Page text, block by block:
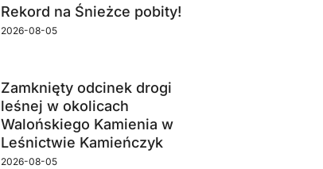
Rekord na Śnieżce pobity!
2026-08-05
Zamknięty odcinek drogi
leśnej w okolicach
Walońskiego Kamienia w
Leśnictwie Kamieńczyk
2026-08-05